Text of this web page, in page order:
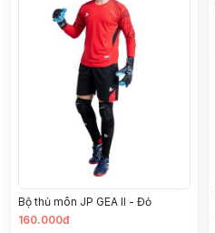
Bộ thủ môn JP GEA ll - Đỏ
160.000đ